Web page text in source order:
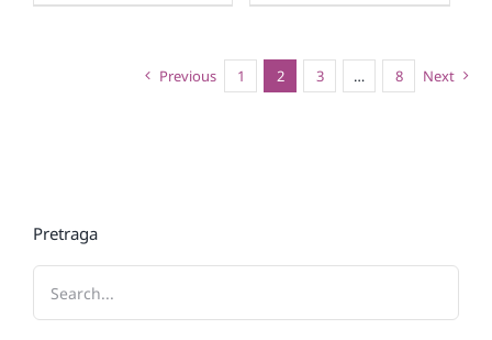
Previous 1 2 3 … 8 Next
Pretraga